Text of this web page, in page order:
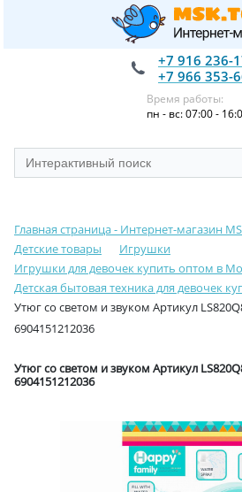
+7 916 236-
+7 966 353-
Время работы:
пн - вс: 07:00 -
Главная страница - Интернет-магазин
Детские товары
Игрушки
Игрушки для девочек купить оптом в
Детская бытовая техника для девочек
Утюг со светом и звуком Артикул
6904151212036
Утюг со светом и звуком Артикул
6904151212036